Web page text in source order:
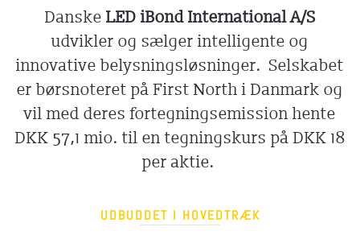
Danske LED iBond International A/S
udvikler og sælger intelligente og
innovative belysningsløsninger. Selskabet
er børsnoteret på First North i Danmark og
vil med deres fortegningsemission hente
DKK 57,1 mio. til en tegningskurs på DKK 18
per aktie.
UDBUDDET I HOVEDTRÆK